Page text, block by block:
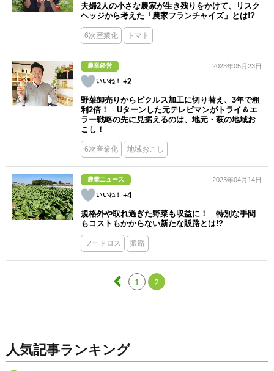
夫婦2人の小さな農家が生き残りをかけて、リスク
ヘッジから考えた「農家フランチャイズ」とは!?
6次産業化 トマト
農業経営
+2
2023年05月23日
野菜卸売りからピクルス加工に切り替え、3年で粗
利2倍！ Uターンした元テレビマンがトライ＆エ
ラー戦略の先に見据えるのは、地元・萩の地域お
こし！
6次産業化 地域おこし
農業ニュース
+4
2023年04月14日
規格外や取れ過ぎた野菜も収益に！ 特別な手間
もコストもかからない新たな販路とは!?
フードロス 販路
1 2
人気記事ランキング